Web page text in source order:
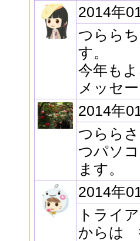
2014年
つらら
す。
今年も
メッセ
2014年
つらら
つパソ
ます。
2014年
トライ
からは